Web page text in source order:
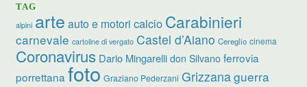
TAG
alpini arte auto e motori calcio Carabinieri
carnevale cartoline di vergato Castel d’Aiano Cereglio cinema
Coronavirus Dario Mingarelli don Silvano ferrovia
porrettana foto Graziano Pederzani Grizzanaguerra